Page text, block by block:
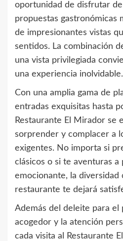
oportunidad de disfrutar
propuestas gastronómicas
de impresionantes vistas
sentidos. La combinación
una vista privilegiada
una experiencia inolvidable.
Con una amplia gama de
entradas exquisitas hasta
Restaurante El Mirador se
sorprender y complacer a
exigentes. No importa si
clásicos o si te aventuras
emocionante, la diversidad
restaurante te dejará
Además del deleite para el
acogedor y la atención
cada visita al Restaurante